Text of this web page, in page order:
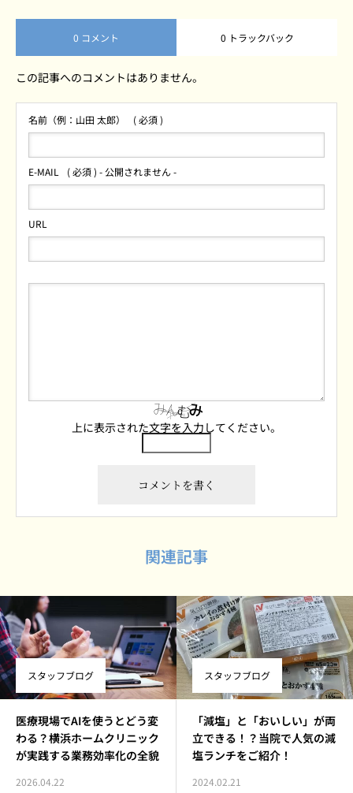
0 コメント 0 トラックバック
この記事へのコメントはありません。
名前（例：山田 太郎） ( 必須 )
E-MAIL ( 必須 ) - 公開されません -
URL
上に表示された文字を入力してください。
関連記事
スタッフブログ
医療現場でAIを使うとどう変
わる？横浜ホームクリニック
が実践する業務効率化の全貌
2026.04.22
スタッフブログ
「減塩」と「おいしい」が両
立できる！？当院で人気の減
塩ランチをご紹介！
2024.02.21